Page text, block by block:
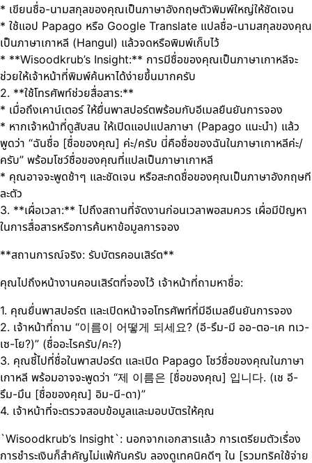
* เขียนชื่อ-นามสกุลของคุณเป็นภาษาอังกฤษตัวพิมพ์ใหญ่ให้ชัดเจน
* ใช้แอป Papago หรือ Google Translate แปลชื่อ-นามสกุลของคุณ
เป็นภาษาเกาหลี (Hangul) แล้วจดหรือพิมพ์เก็บไว้
* **Wisoodkrub’s Insight:** การมีชื่อของคุณเป็นภาษาเกาหลีจะ
ช่วยให้เจ้าหน้าที่พิมพ์ค้นหาได้ง่ายขึ้นมากครับ
2. **ใช้โทรศัพท์ช่วยสื่อสาร:**
* เมื่อถึงเคาน์เตอร์ ให้ยื่นพาสปอร์ตพร้อมกับอีเมลยืนยันการจอง
* หากเจ้าหน้าที่ดูสับสน ให้เปิดแอปแปลภาษา (Papago แนะนำ) แล้ว
พูดว่า “ฉันชื่อ [ชื่อของคุณ] ค่ะ/ครับ นี่คือชื่อของฉันในภาษาเกาหลีค่ะ/
ครับ” พร้อมโชว์ชื่อของคุณที่แปลเป็นภาษาเกาหลี
* คุณอาจจะพูดช้าๆ และชัดเจน หรือสะกดชื่อของคุณเป็นภาษาอังกฤษที
ละตัว
3. **เผื่อเวลา:** ไปถึงสถานที่จัดงานก่อนเวลาพอสมควร เผื่อมีปัญหา
ในการสื่อสารหรือการค้นหาข้อมูลการจอง
**สถานการณ์จริง: รับบัตรคอนเสิร์ต**
คุณไปถึงหน้างานคอนเสิร์ตที่จองไว้ เจ้าหน้าที่ถามหาชื่อ:
1. คุณยื่นพาสปอร์ต และเปิดหน้าจอโทรศัพท์ที่มีอีเมลยืนยันการจอง
2. เจ้าหน้าที่ถาม “이름이 어떻게 되세요? (อี-รึม-มี ออ-ตอ-เค ทเว-
เซ-โย?)” (ชื่ออะไรครับ/คะ?)
3. คุณชี้ไปที่ชื่อในพาสปอร์ต และเปิด Papago โชว์ชื่อของคุณในภาษา
เกาหลี พร้อมอาจจะพูดว่า “제 이름은 [ชื่อของคุณ] 입니다. (เช อี-
รึม-มึน [ชื่อของคุณ] อิม-นี-ดา)”
4. เจ้าหน้าที่จะตรวจสอบข้อมูลและมอบบัตรให้คุณ
`Wisoodkrub’s Insight`: นอกจากเอกสารแล้ว การเตรียมตัวเรื่อง
การชำระเงินก็สำคัญไม่แพ้กันครับ ลองดูเทคนิคดีๆ ใน [รวมทริคใช้จ่าย